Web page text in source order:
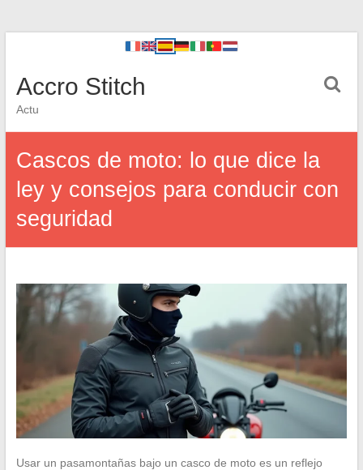
Accro Stitch
Actu
Cascos de moto: lo que dice la
ley y consejos para conducir con
seguridad
Usar un pasamontañas bajo un casco de moto es un reflejo